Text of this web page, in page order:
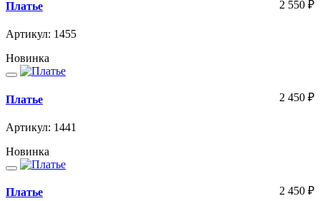
Платье
Артикул: 1455
2 550 ₽
Новинка
Платье
Артикул: 1441
2 450 ₽
Новинка
Платье 2 450 ₽